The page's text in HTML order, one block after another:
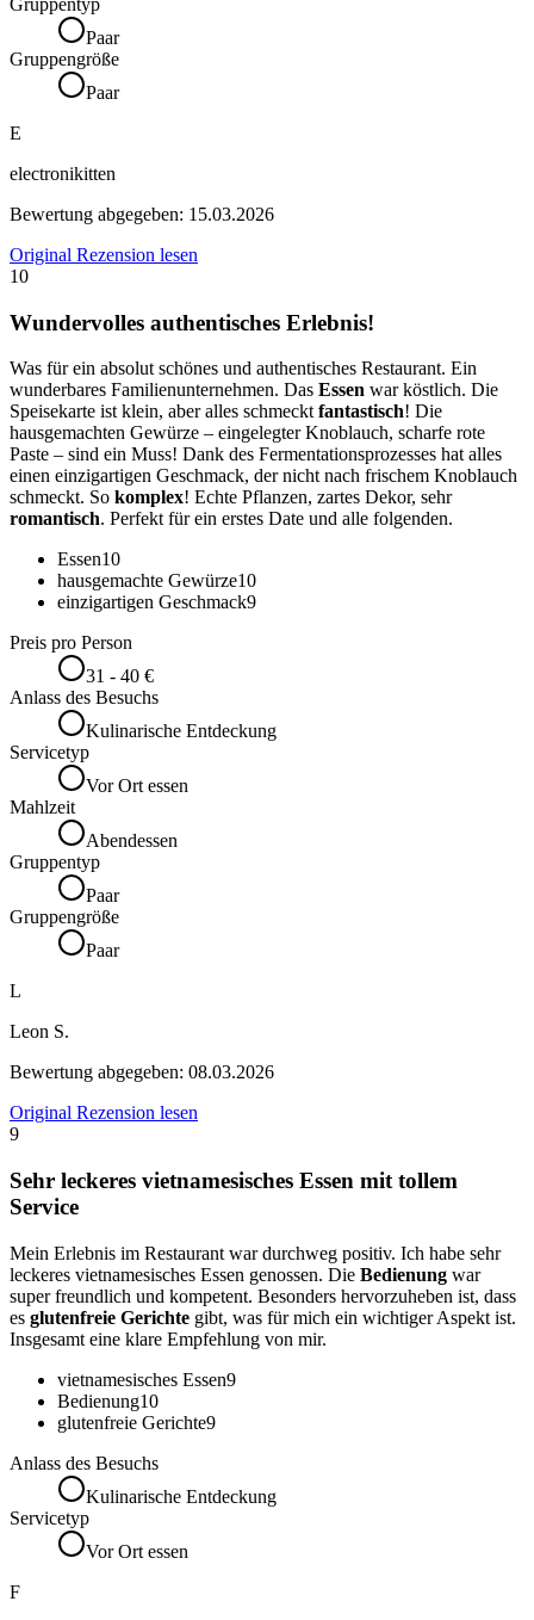
Gruppentyp
Paar
Gruppengröße
Paar
E
electronikitten
Bewertung abgegeben: 15.03.2026
Original Rezension lesen
10
Wundervolles authentisches Erlebnis!
Was für ein absolut schönes und authentisches Restaurant. Ein
wunderbares Familienunternehmen. Das Essen war köstlich. Die
Speisekarte ist klein, aber alles schmeckt fantastisch! Die
hausgemachten Gewürze – eingelegter Knoblauch, scharfe rote
Paste – sind ein Muss! Dank des Fermentationsprozesses hat alles
einen einzigartigen Geschmack, der nicht nach frischem Knoblauch
schmeckt. So komplex! Echte Pflanzen, zartes Dekor, sehr
romantisch. Perfekt für ein erstes Date und alle folgenden.
Essen10
hausgemachte Gewürze10
einzigartigen Geschmack9
Preis pro Person
31 - 40 €
Anlass des Besuchs
Kulinarische Entdeckung
Servicetyp
Vor Ort essen
Mahlzeit
Abendessen
Gruppentyp
Paar
Gruppengröße
Paar
L
Leon S.
Bewertung abgegeben: 08.03.2026
Original Rezension lesen
9
Sehr leckeres vietnamesisches Essen mit tollem
Service
Mein Erlebnis im Restaurant war durchweg positiv. Ich habe sehr
leckeres vietnamesisches Essen genossen. Die Bedienung war
super freundlich und kompetent. Besonders hervorzuheben ist, dass
es glutenfreie Gerichte gibt, was für mich ein wichtiger Aspekt ist.
Insgesamt eine klare Empfehlung von mir.
vietnamesisches Essen9
Bedienung10
glutenfreie Gerichte9
Anlass des Besuchs
Kulinarische Entdeckung
Servicetyp
Vor Ort essen
F